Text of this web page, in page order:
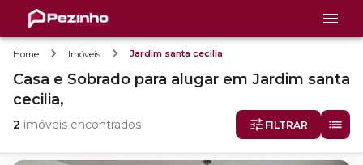
Home Imóveis Jardim santa cecilia
Casa e Sobrado para alugar em Jardim santa
cecilia,
2 imóveis encontrados FILTRAR